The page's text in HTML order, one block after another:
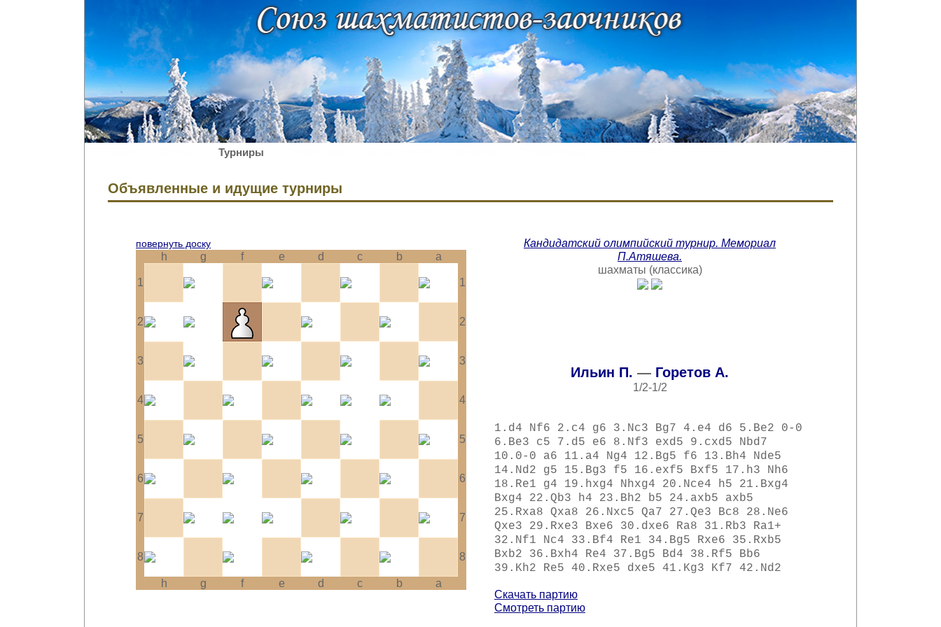
Турниры
Объявленные и идущие турниры
повернуть доску
h g f e d c b a
1 1
2 2
3 3
4 4
5 5
6 6
7 7
8 8
h g f e d c b a
Кандидатский олимпийский турнир. Мемориал
П.Атяшева.
шахматы (классика)
Ильин П. — Горетов А.
1/2-1/2
1.d4 Nf6 2.c4 g6 3.Nc3 Bg7 4.e4 d6 5.Be2 0-0
6.Be3 c5 7.d5 e6 8.Nf3 exd5 9.cxd5 Nbd7
10.0-0 a6 11.a4 Ng4 12.Bg5 f6 13.Bh4 Nde5
14.Nd2 g5 15.Bg3 f5 16.exf5 Bxf5 17.h3 Nh6
18.Re1 g4 19.hxg4 Nhxg4 20.Nce4 h5 21.Bxg4
Bxg4 22.Qb3 h4 23.Bh2 b5 24.axb5 axb5
25.Rxa8 Qxa8 26.Nxc5 Qa7 27.Qe3 Bc8 28.Ne6
Qxe3 29.Rxe3 Bxe6 30.dxe6 Ra8 31.Rb3 Ra1+
32.Nf1 Nc4 33.Bf4 Re1 34.Bg5 Rxe6 35.Rxb5
Bxb2 36.Bxh4 Re4 37.Bg5 Bd4 38.Rf5 Bb6
39.Kh2 Re5 40.Rxe5 dxe5 41.Kg3 Kf7 42.Nd2
Скачать партию
Смотреть партию